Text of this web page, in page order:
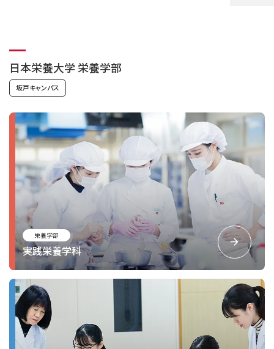
日本栄養大学 栄養学部
坂戸キャンパス
栄養学部
実践栄養学科